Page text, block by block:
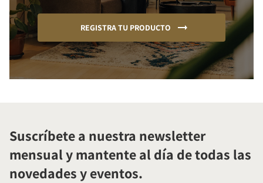
REGISTRA TU PRODUCTO
Suscríbete a nuestra newsletter
mensual y mantente al día de todas las
novedades y eventos.